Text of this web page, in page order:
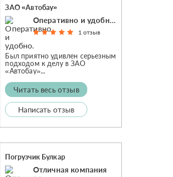
ЗАО «Автобау»
Оперативно и удобно.
1 отзыв
Был приятно удивлен серьезным
подходом к делу в ЗАО
«Автобау»...
Читать весь отзыв
Написать отзыв
Погрузчик Булкар
Отличная компания